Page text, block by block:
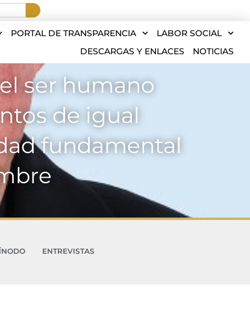
PORTAL DE TRANSPARENCIA
LABOR SOCIAL
DESCARGAS Y ENLACES
NOTICIAS
ser humano
de igual
fundamental
ENTREVISTAS